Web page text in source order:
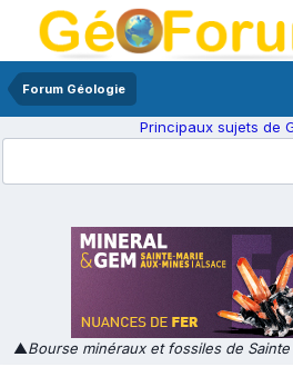
Forum Géologie
Principaux sujets de
▲Bourse minéraux et fossiles de